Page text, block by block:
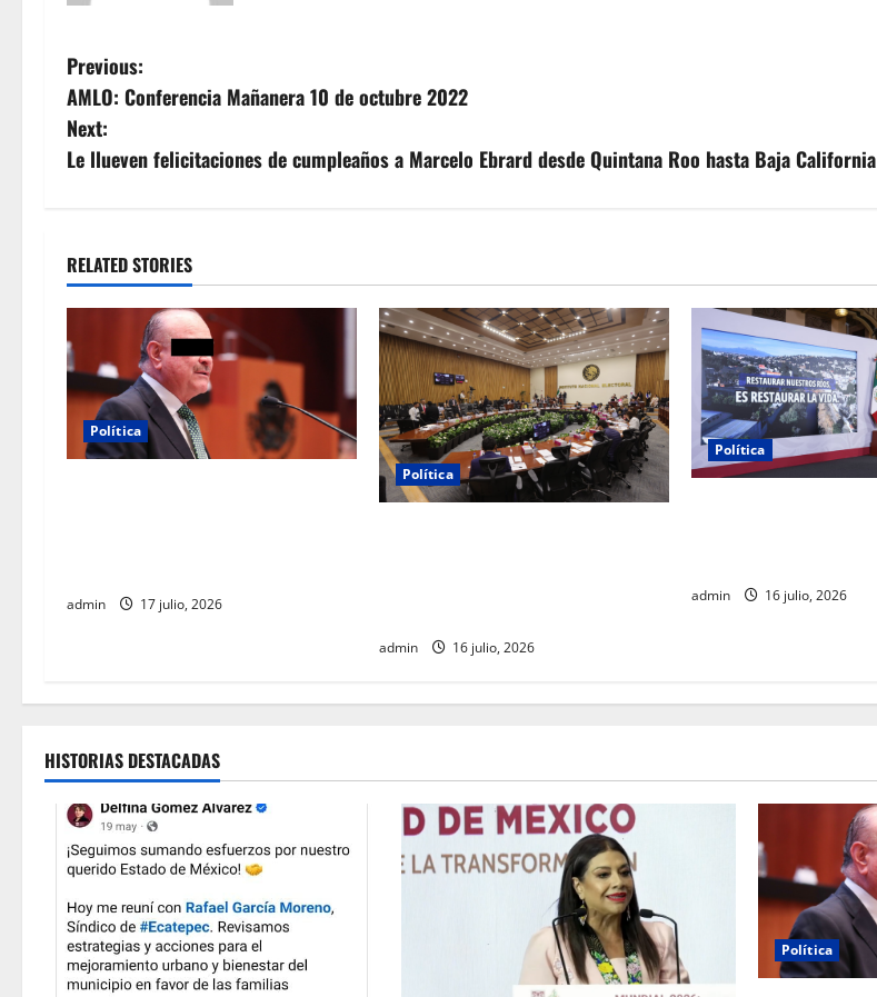
P
o
s
n
a
v
i
g
Previous:
AMLO: Conferencia Mañanera 10 de octubre 2022
Next:
Le llueven felicitaciones de cumpleaños a Marcelo Ebrard desde Quintana Roo hasta Baja California
RELATED STORIES
Política
admin 17 julio, 2026
Política
admin 16 julio, 2026
Política
admin 16 julio, 2026
HISTORIAS DESTACADAS
Política